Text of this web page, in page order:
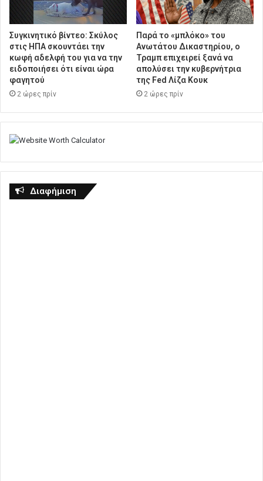
Συγκινητικό βίντεο: Σκύλος
στις ΗΠΑ σκουντάει την
κωφή αδελφή του για να την
ειδοποιήσει ότι είναι ώρα
φαγητού
2 ώρες πρίν
Παρά το «μπλόκο» του
Ανωτάτου Δικαστηρίου, ο
Τραμπ επιχειρεί ξανά να
απολύσει την κυβερνήτρια
της Fed Λίζα Κουκ
2 ώρες πρίν
Διαφήμιση